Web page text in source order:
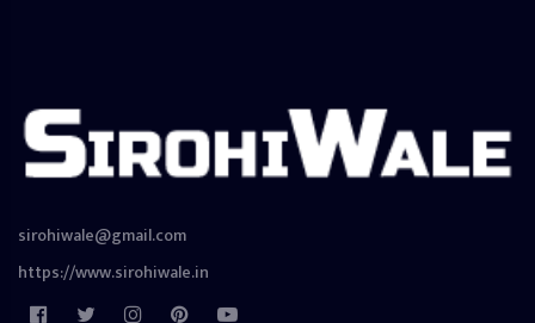
sirohiwale@gmail.com
https://www.sirohiwale.in